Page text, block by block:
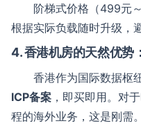
阶梯式价格（499元
根据实际负载随时升级，
4. 香港机房的天然优势
香港作为国际数据枢
ICP备案 ，即买即用。对
程的海外业务，这是刚需